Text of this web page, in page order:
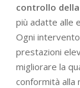
controllo
più adatte alle
Ogni
prestazioni
migliorare la
conformità alla